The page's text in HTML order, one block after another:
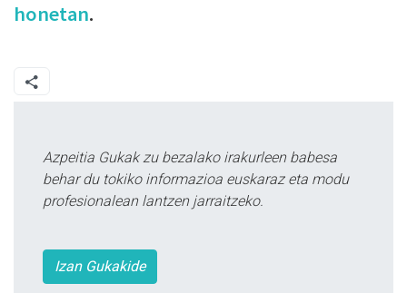
honetan.
Azpeitia Gukak zu bezalako irakurleen babesa
behar du tokiko informazioa euskaraz eta modu
profesionalean lantzen jarraitzeko.
Izan Gukakide